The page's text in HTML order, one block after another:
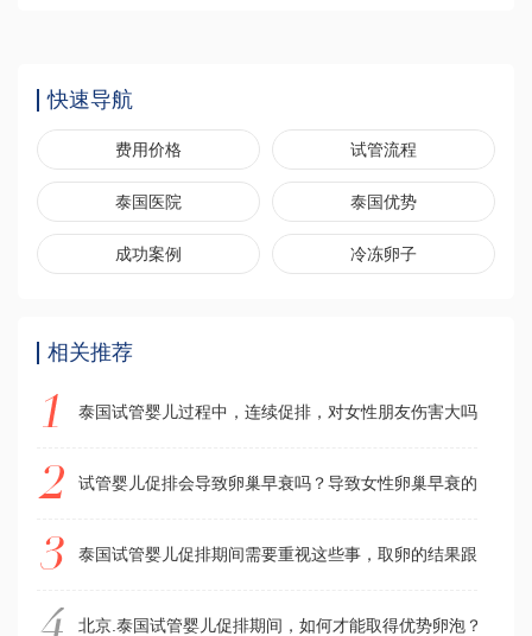
快速导航
费用价格 试管流程
泰国医院 泰国优势
成功案例 冷冻卵子
相关推荐
泰国试管婴儿过程中，连续促排，对女性朋友伤害大吗？
试管婴儿促排会导致卵巢早衰吗？导致女性卵巢早衰的真凶是
泰国试管婴儿促排期间需要重视这些事，取卵的结果跟这几件
北京.泰国试管婴儿促排期间，如何才能取得优势卵泡？好卵